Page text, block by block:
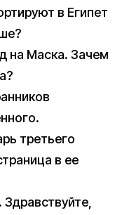
в Египет
на Маска. Зачем
третьего
в ее